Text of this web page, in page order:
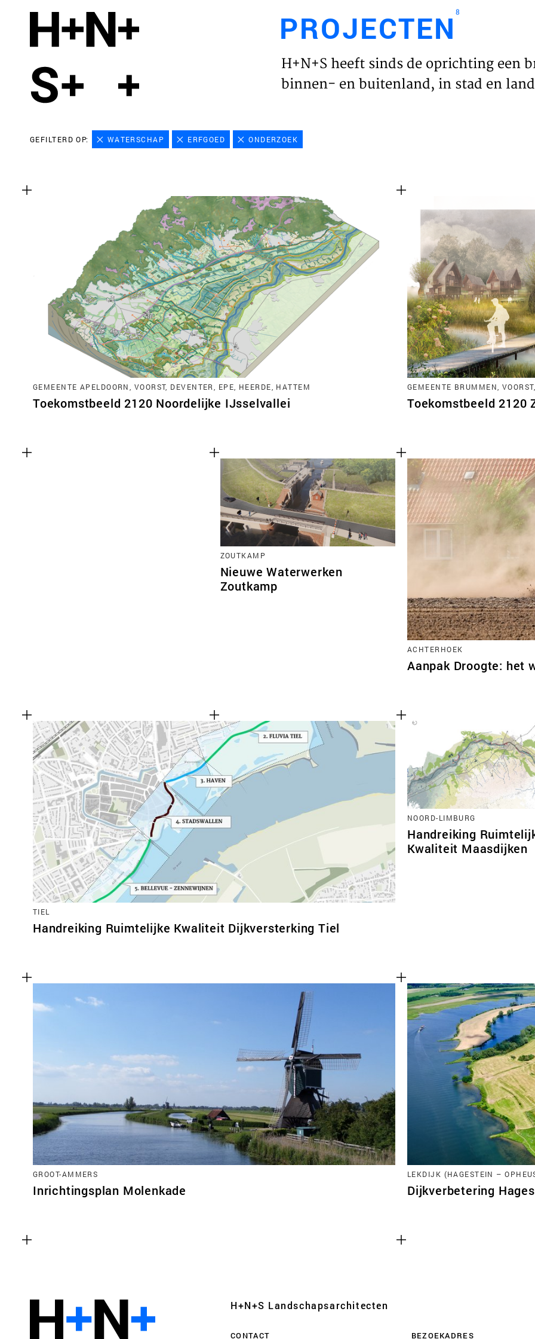
HOME
VISIE
TEAM
PROJECTEN8
H+N+S heeft sinds de oprichting een
binnen- en buitenland, in stad en
GEFILTERD OP: WATERSCHAP ERFGOED ONDERZOEK
GEMEENTE APELDOORN, VOORST, DEVENTER, EPE, HEERDE, HATTEM
Toekomstbeeld 2120 Noordelijke IJsselvallei
GEMEENTE BRUMMEN,
Toekomstbeeld
ZOUTKAMP
Nieuwe Waterwerken
Zoutkamp
ACHTERHOEK
Aanpak Droogte: het
TIEL
Handreiking Ruimtelijke Kwaliteit Dijkversterking Tiel
NOORD-LIMBURG
Handreiking
Kwaliteit Maasdijken
GROOT-AMMERS
Inrichtingsplan Molenkade
LEKDIJK (HAGESTEIN –
Dijkverbetering
H+N+S Landschaps­architecten
CONTACT BEZOEKADRES
Functionele cookies
Deze cookies zijn noodzakelijk voor het correct functioneren
van de website. Let op, deze cookies kun je niet uitzetten.
Cookies van
Dit maakt het mogelijk
zoals YouTube en
controleren en te verbeteren, evenals om anoniem analyses van
gebruikerservaringen uit te voeren.
apparaten die u gebruikt,